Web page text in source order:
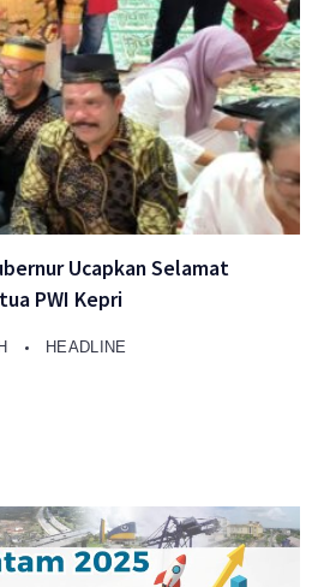
Ucapkan Selamat
PWI Kepri
HEADLINE